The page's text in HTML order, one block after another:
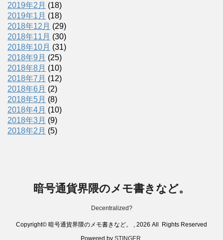
2019年2月 (18)
2019年1月 (18)
2018年12月 (29)
2018年11月 (30)
2018年10月 (31)
2018年9月 (25)
2018年8月 (10)
2018年7月 (12)
2018年6月 (2)
2018年5月 (8)
2018年4月 (10)
2018年3月 (9)
2018年2月 (5)
暗号通貨界隈のメモ書きなど。
Decentralized?
Copyright© 暗号通貨界隈のメモ書きなど。 , 2026 All Rights Reserved
Powered by STINGER